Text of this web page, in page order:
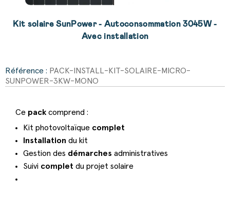
Kit solaire SunPower - Autoconsommation 3045W -
Avec installation
Référence : PACK-INSTALL-KIT-SOLAIRE-MICRO-
SUNPOWER-3KW-MONO
Ce pack comprend :
Kit photovoltaïque complet
Installation du kit
Gestion des démarches administratives
Suivi complet du projet solaire